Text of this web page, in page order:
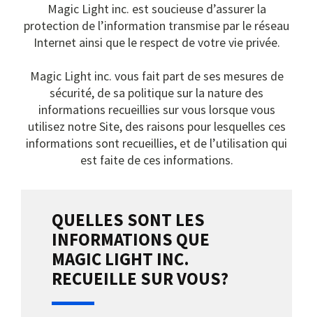
Panier
English
Magic Light inc. est soucieuse d’assurer la
protection de l’information transmise par le réseau
Internet ainsi que le respect de votre vie privée.
Magic Light inc. vous fait part de ses mesures de
sécurité, de sa politique sur la nature des
informations recueillies sur vous lorsque vous
utilisez notre Site, des raisons pour lesquelles ces
informations sont recueillies, et de l’utilisation qui
est faite de ces informations.
QUELLES SONT LES
INFORMATIONS QUE
MAGIC LIGHT INC.
RECUEILLE SUR VOUS?